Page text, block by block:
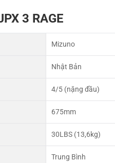
3 RAGE
Mizuno
Nhật Bản
4/5 (nặng đầu)
675mm
30LBS (13,6kg)
Trung Bình